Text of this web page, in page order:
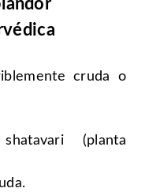
cruda o
(planta